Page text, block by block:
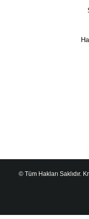
© Tüm Hakları Saklıdır.